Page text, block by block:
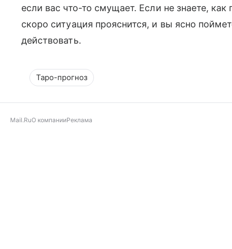
если вас что-то смущает. Если не знаете,
скоро ситуация прояснится, и вы ясно
действовать.
Таро-прогноз
Mail.RuО компанииРеклама